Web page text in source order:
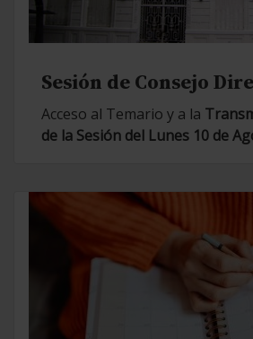
Sesión de Consejo
Acceso al Temario y a la
de la Sesión del Lunes 10 de